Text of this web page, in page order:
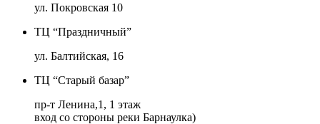
ул. Покровская 10
ТЦ “Праздничный”
ул. Балтийская, 16
ТЦ “Старый базар”
пр-т Ленина,1, 1 этаж
вход со стороны реки Барнаулка)